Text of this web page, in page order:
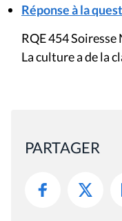
Réponse à la
RQE 454
La culture a de la
PARTAGER